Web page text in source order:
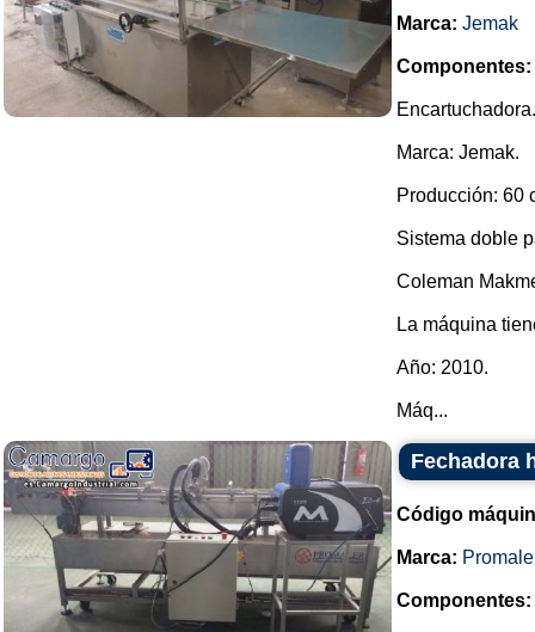
Marca: Jemak
Componentes:
Encartuchadora.
Marca: Jemak.
Producción: 60
Sistema doble
Coleman
La máquina
Año: 2010.
Máq...
Fechadora
Código
Marca:
Componentes: